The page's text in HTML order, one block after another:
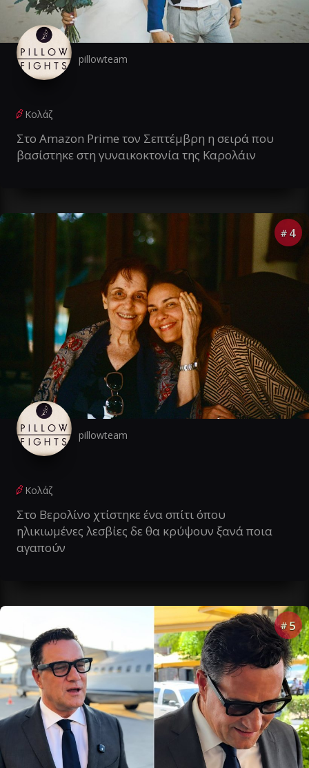
pillowteam
Κολάζ
Στο Amazon Prime τον Σεπτέμβρη η σειρά που
βασίστηκε στη γυναικοκτονία της Καρολάιν
# 4
pillowteam
Κολάζ
Στο Βερολίνο χτίστηκε ένα σπίτι όπου
ηλικιωμένες λεσβίες δε θα κρύψουν ξανά ποια
αγαπούν
# 5